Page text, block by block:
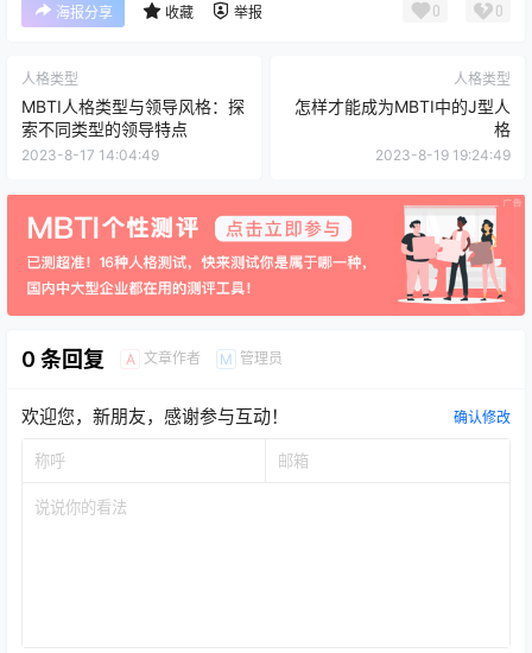
海报分享 收藏 举报 0 0
人格类型
MBTI人格类型与领导风格：探
索不同类型的领导特点
2023-8-17 14:04:49
人格类型
怎样才能成为MBTI中的J型人
格
2023-8-19 19:24:49
0 条回复 A 文章作者 M 管理员
欢迎您，新朋友，感谢参与互动！ 确认修改